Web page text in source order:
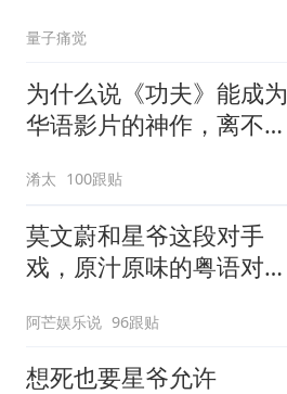
量子痛觉
为什么说《功夫》能成为
华语影片的神作，离不开
淆太 100跟贴
莫文蔚和星爷这段对手
戏，原汁原味的粤语对
魅力！
阿芒娱乐说 96跟贴
想死也要星爷允许